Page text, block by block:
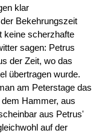
klar
Bekehrungszeit
keine scherzhafte
sagen: Petrus
der Zeit, wo das
übertragen wurde.
am Peterstage das
Hammer, aus
aus Petrus'
auf der